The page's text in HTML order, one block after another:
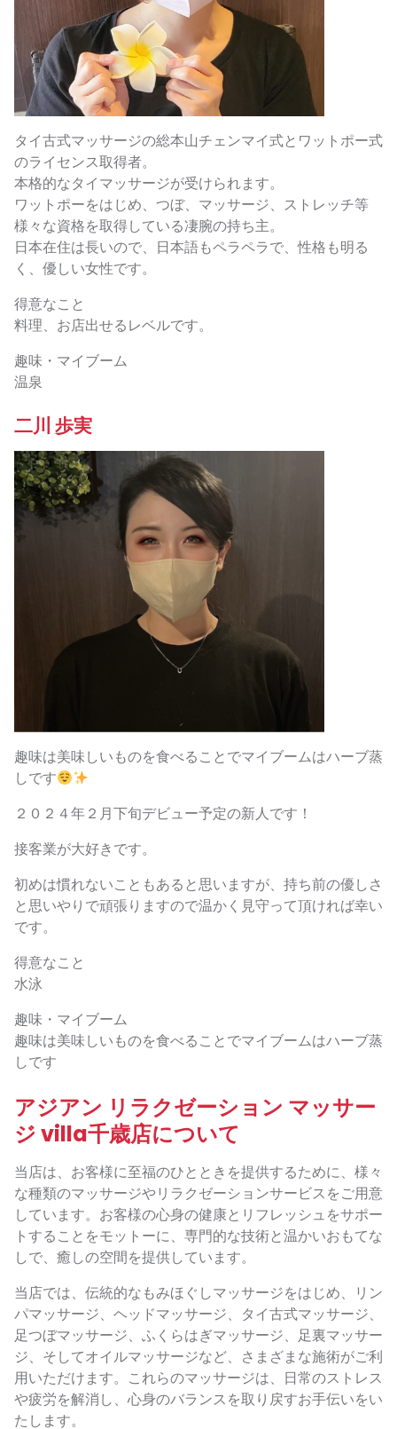
タイ古式マッサージの総本山チェンマイ式とワットポー式
のライセンス取得者。
本格的なタイマッサージが受けられます。
ワットポーをはじめ、つぼ、マッサージ、ストレッチ等
様々な資格を取得している凄腕の持ち主。
日本在住は長いので、日本語もペラペラで、性格も明る
く、優しい女性です。
得意なこと
料理、お店出せるレベルです。
趣味・マイブーム
温泉
二川 歩実
趣味は美味しいものを食べることでマイブームはハーブ蒸
しです
２０２４年２月下旬デビュー予定の新人です！
接客業が大好きです。
初めは慣れないこともあると思いますが、持ち前の優しさ
と思いやりで頑張りますので温かく見守って頂ければ幸い
です。
得意なこと
水泳
趣味・マイブーム
趣味は美味しいものを食べることでマイブームはハーブ蒸
しです
アジアン リラクゼーション マッサー
ジ villa千歳店について
当店は、お客様に至福のひとときを提供するために、様々
な種類のマッサージやリラクゼーションサービスをご用意
しています。お客様の心身の健康とリフレッシュをサポー
トすることをモットーに、専門的な技術と温かいおもてな
しで、癒しの空間を提供しています。
当店では、伝統的なもみほぐしマッサージをはじめ、リン
パマッサージ、ヘッドマッサージ、タイ古式マッサージ、
足つぼマッサージ、ふくらはぎマッサージ、足裏マッサー
ジ、そしてオイルマッサージなど、さまざまな施術がご利
用いただけます。これらのマッサージは、日常のストレス
や疲労を解消し、心身のバランスを取り戻すお手伝いをい
たします。